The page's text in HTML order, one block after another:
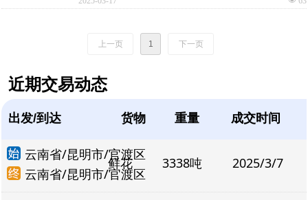
工具，助力物流企业降本增效，实现业务数字化升级。
上一页 1 下一页
出发/到达 货物 重量 成交时间
云南省/昆明市/官渡区
鲜花 3338吨 2025/3/7
云南省/昆明市/官渡区
近期交易动态